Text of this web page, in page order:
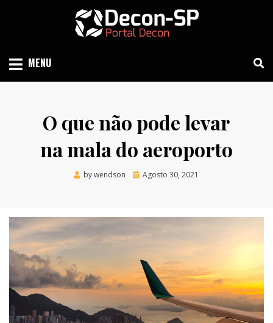
MENU
O que não pode levar
na mala do aeroporto
bywendson
Posted
Agosto 30, 2021